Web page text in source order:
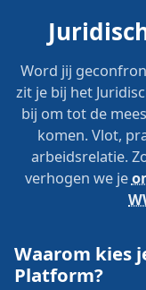
Word jij
zit je bij het
bij om tot de
komen. Vlot,
arbeidsrelatie.
verhogen we je
Waarom kies
Platform?